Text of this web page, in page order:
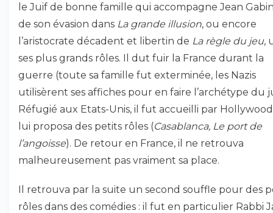
le Juif de bonne famille qui accompagne Jean
de son évasion dans La grande illusion, ou encore
l’aristocrate décadent et libertin de La règle du jeu,
ses plus grands rôles. Il dut fuir la France durant la
guerre (toute sa famille fut exterminée, les Nazis
utilisèrent ses affiches pour en faire l’archétype du
Réfugié aux Etats-Unis, il fut accueilli par
lui proposa des petits rôles (Casablanca, Le port de
l’angoisse). De retour en France, il ne retrouva
malheureusement pas vraiment sa place.
Il retrouva par la suite un second souffle pour des
rôles dans des comédies : il fut en particulier Rabbi